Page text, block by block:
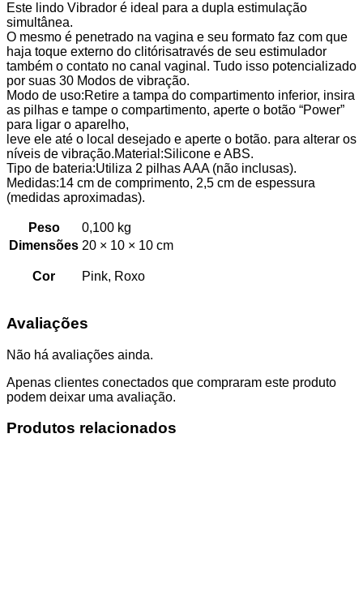
Este lindo Vibrador é ideal para a dupla estimulação
simultânea.
O mesmo é penetrado na vagina e seu formato faz com que
haja toque externo do clitórisatravés de seu estimulador
também o contato no canal vaginal. Tudo isso potencializado
por suas 30 Modos de vibração.
Modo de uso:Retire a tampa do compartimento inferior, insira
as pilhas e tampe o compartimento, aperte o botão “Power”
para ligar o aparelho,
leve ele até o local desejado e aperte o botão. para alterar os
níveis de vibração.Material:Silicone e ABS.
Tipo de bateria:Utiliza 2 pilhas AAA (não inclusas).
Medidas:14 cm de comprimento, 2,5 cm de espessura
(medidas aproximadas).
Peso
0,100 kg
Dimensões 20 × 10 × 10 cm
Cor Pink, Roxo
Avaliações
Não há avaliações ainda.
Apenas clientes conectados que compraram este produto
podem deixar uma avaliação.
Produtos relacionados